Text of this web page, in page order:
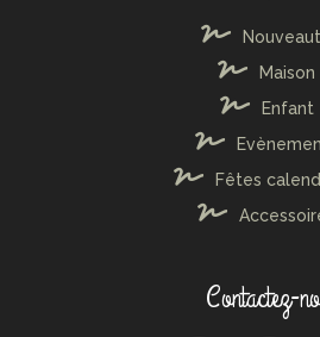
Maison
Enfant
Fêtes
Contactez-